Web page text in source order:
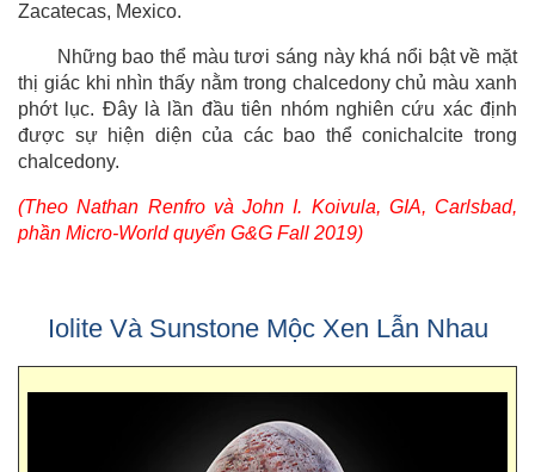
Zacatecas, Mexico.
Những bao thể màu tươi sáng này khá nổi bật về mặt
thị giác khi nhìn thấy nằm trong chalcedony chủ màu xanh
phớt lục. Đây là lần đầu tiên nhóm nghiên cứu xác định
được sự hiện diện của các bao thể conichalcite trong
chalcedony.
(Theo Nathan Renfro và John I. Koivula, GIA, Carlsbad,
phần Micro-World quyển G&G Fall 2019)
Iolite Và Sunstone Mộc Xen Lẫn Nhau